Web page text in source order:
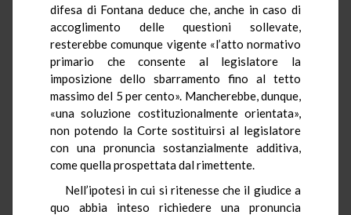
difesa di Fontana deduce che, anche in caso di
accoglimento delle questioni sollevate,
resterebbe comunque vigente «l’atto normativo
primario che consente al legislatore la
imposizione dello sbarramento fino al tetto
massimo del 5 per cento». Mancherebbe, dunque,
«una soluzione costituzionalmente orientata»,
non potendo la Corte sostituirsi al legislatore
con una pronuncia sostanzialmente additiva,
come quella prospettata dal rimettente.
Nell’ipotesi in cui si ritenesse che il giudice a
quo abbia inteso richiedere una pronuncia